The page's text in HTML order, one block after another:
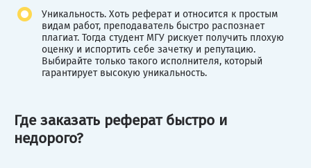
Уникальность. Хоть реферат и относится к простым
видам работ, преподаватель быстро распознает
плагиат. Тогда студент МГУ рискует получить плохую
оценку и испортить себе зачетку и репутацию.
Выбирайте только такого исполнителя, который
гарантирует высокую уникальность.
Где заказать реферат быстро и
недорого?